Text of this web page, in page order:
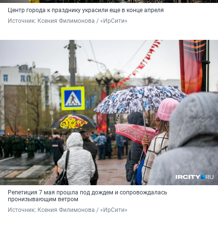
Центр города к празднику украсили еще в конце апреля
Источник: Ксения Филимонова / «ИрСити»
Репетиция 7 мая прошла под дождем и сопровождалась
пронизывающим ветром
Источник: Ксения Филимонова / «ИрСити»